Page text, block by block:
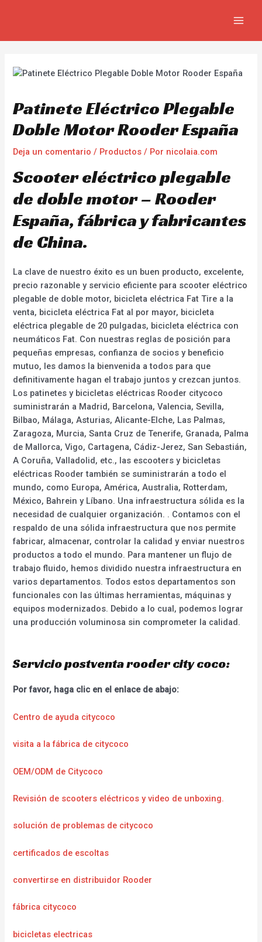
Patinete Eléctrico Plegable
Doble Motor Rooder España
Deja un comentario / Productos / Por nicolaia.com
Scooter eléctrico plegable
de doble motor – Rooder
España, fábrica y fabricantes
de China.
La clave de nuestro éxito es un buen producto, excelente,
precio razonable y servicio eficiente para scooter eléctrico
plegable de doble motor, bicicleta eléctrica Fat Tire a la
venta, bicicleta eléctrica Fat al por mayor, bicicleta
eléctrica plegable de 20 pulgadas, bicicleta eléctrica con
neumáticos Fat. Con nuestras reglas de posición para
pequeñas empresas, confianza de socios y beneficio
mutuo, les damos la bienvenida a todos para que
definitivamente hagan el trabajo juntos y crezcan juntos.
Los patinetes y bicicletas eléctricas Rooder citycoco
suministrarán a Madrid, Barcelona, Valencia, Sevilla,
Bilbao, Málaga, Asturias, Alicante-Elche, Las Palmas,
Zaragoza, Murcia, Santa Cruz de Tenerife, Granada, Palma
de Mallorca, Vigo, Cartagena, Cádiz-Jerez, San Sebastián,
A Coruña, Valladolid, etc., las escooters y bicicletas
eléctricas Rooder también se suministrarán a todo el
mundo, como Europa, América, Australia, Rotterdam,
México, Bahrein y Líbano. Una infraestructura sólida es la
necesidad de cualquier organización. . Contamos con el
respaldo de una sólida infraestructura que nos permite
fabricar, almacenar, controlar la calidad y enviar nuestros
productos a todo el mundo. Para mantener un flujo de
trabajo fluido, hemos dividido nuestra infraestructura en
varios departamentos. Todos estos departamentos son
funcionales con las últimas herramientas, máquinas y
equipos modernizados. Debido a lo cual, podemos lograr
una producción voluminosa sin comprometer la calidad.
Servicio postventa rooder city coco:
Por favor, haga clic en el enlace de abajo:
Centro de ayuda citycoco
visita a la fábrica de citycoco
OEM/ODM de Citycoco
Revisión de scooters eléctricos y video de unboxing.
solución de problemas de citycoco
certificados de escoltas
convertirse en distribuidor Rooder
fábrica citycoco
bicicletas electricas